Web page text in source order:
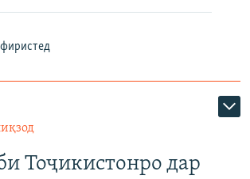
Тоҷикистонро дар